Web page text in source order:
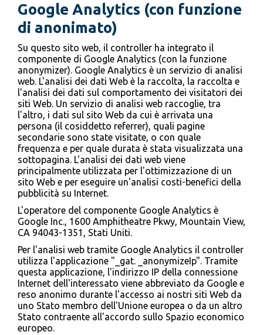
Google Analytics (con funzione
di anonimato)
Su questo sito web, il controller ha integrato il
componente di Google Analytics (con la funzione
anonymizer). Google Analytics è un servizio di analisi
web. L'analisi dei dati Web è la raccolta, la raccolta e
l'analisi dei dati sul comportamento dei visitatori dei
siti Web. Un servizio di analisi web raccoglie, tra
l'altro, i dati sul sito Web da cui è arrivata una
persona (il cosiddetto referrer), quali pagine
secondarie sono state visitate, o con quale
frequenza e per quale durata è stata visualizzata una
sottopagina. L'analisi dei dati web viene
principalmente utilizzata per l'ottimizzazione di un
sito Web e per eseguire un'analisi costi-benefici della
pubblicità su Internet.
L'operatore del componente Google Analytics è
Google Inc., 1600 Amphitheatre Pkwy, Mountain View,
CA 94043-1351, Stati Uniti.
Per l'analisi web tramite Google Analytics il controller
utilizza l'applicazione "_gat. _anonymizeIp". Tramite
questa applicazione, l'indirizzo IP della connessione
Internet dell'interessato viene abbreviato da Google e
reso anonimo durante l'accesso ai nostri siti Web da
uno Stato membro dell'Unione europea o da un altro
Stato contraente all'accordo sullo Spazio economico
europeo.